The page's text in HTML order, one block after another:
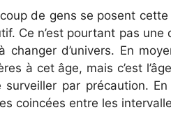
de gens se posent
Ce n’est pourtant pas
changer d’univers. En
à cet âge, mais c’est
surveiller par précaution.
coincées entre les